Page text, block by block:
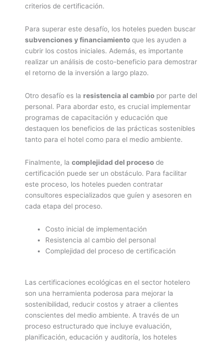
criterios de certificación.
Para superar este desafío, los hoteles pueden buscar
subvenciones y financiamiento que les ayuden a
cubrir los costos iniciales. Además, es importante
realizar un análisis de costo-beneficio para demostrar
el retorno de la inversión a largo plazo.
Otro desafío es la resistencia al cambio por parte del
personal. Para abordar esto, es crucial implementar
programas de capacitación y educación que
destaquen los beneficios de las prácticas sostenibles
tanto para el hotel como para el medio ambiente.
Finalmente, la complejidad del proceso de
certificación puede ser un obstáculo. Para facilitar
este proceso, los hoteles pueden contratar
consultores especializados que guíen y asesoren en
cada etapa del proceso.
Costo inicial de implementación
Resistencia al cambio del personal
Complejidad del proceso de certificación
Las certificaciones ecológicas en el sector hotelero
son una herramienta poderosa para mejorar la
sostenibilidad, reducir costos y atraer a clientes
conscientes del medio ambiente. A través de un
proceso estructurado que incluye evaluación,
planificación, educación y auditoría, los hoteles